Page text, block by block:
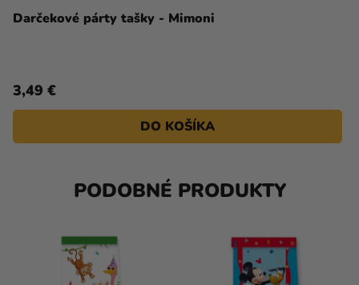
Darčekové párty tašky - Mimoni
3,49 €
DO KOŠÍKA
PODOBNÉ PRODUKTY